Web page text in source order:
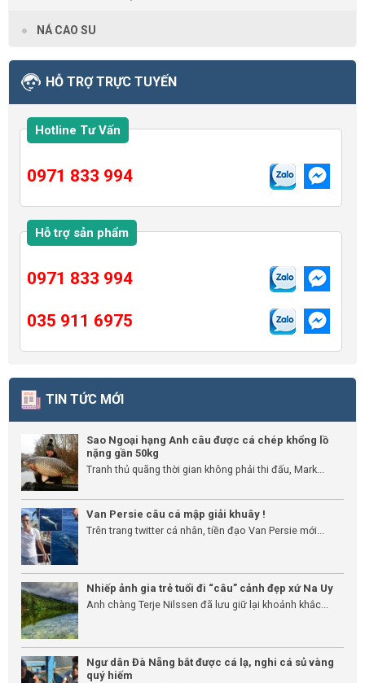
NÁ CAO SU
HỖ TRỢ TRỰC TUYẾN
Hotline Tư Vấn
0971 833 994
Hỗ trợ sản phẩm
0971 833 994
035 911 6975
TIN TỨC MỚI
Sao Ngoại hạng Anh câu được cá chép khổng lồ
nặng gần 50kg
Tranh thủ quãng thời gian không phải thi đấu, Mark...
Van Persie câu cá mập giải khuây !
Trên trang twitter cá nhân, tiền đạo Van Persie mới...
Nhiếp ảnh gia trẻ tuổi đi “câu” cảnh đẹp xứ Na Uy
Anh chàng Terje Nilssen đã lưu giữ lại khoảnh khắc...
Ngư dân Đà Nẵng bắt được cá lạ, nghi cá sủ vàng
quý hiếm